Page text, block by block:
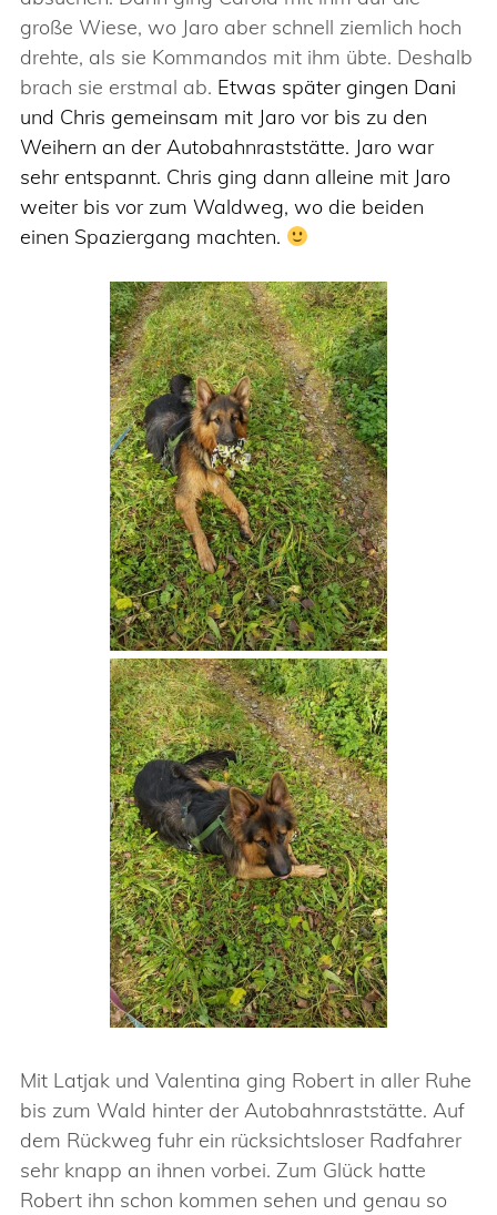
große Wiese, wo Jaro aber schnell ziemlich hoch
drehte, als sie Kommandos mit ihm übte. Deshalb
brach sie erstmal ab. Etwas später gingen Dani
und Chris gemeinsam mit Jaro vor bis zu den
Weihern an der Autobahnraststätte. Jaro war
sehr entspannt. Chris ging dann alleine mit Jaro
weiter bis vor zum Waldweg, wo die beiden
einen Spaziergang machten.
Mit Latjak und Valentina ging Robert in aller Ruhe
bis zum Wald hinter der Autobahnraststätte. Auf
dem Rückweg fuhr ein rücksichtsloser Radfahrer
sehr knapp an ihnen vorbei. Zum Glück hatte
Robert ihn schon kommen sehen und genau so